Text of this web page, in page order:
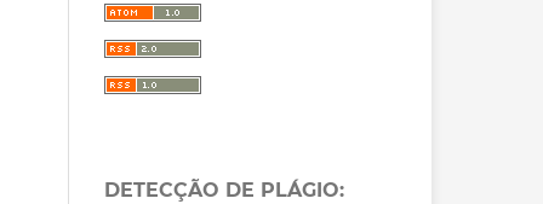
DETECÇÃO DE PLÁGIO: